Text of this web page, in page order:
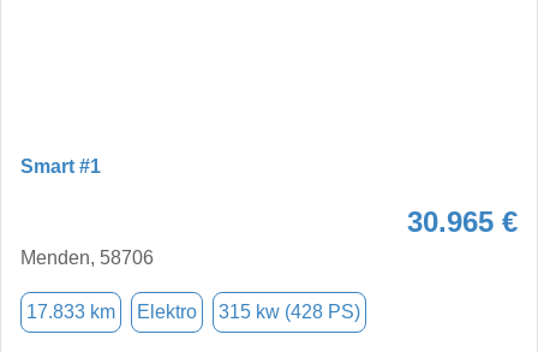
Smart #1
30.965 €
Menden, 58706
17.833 km Elektro 315 kw (428 PS)